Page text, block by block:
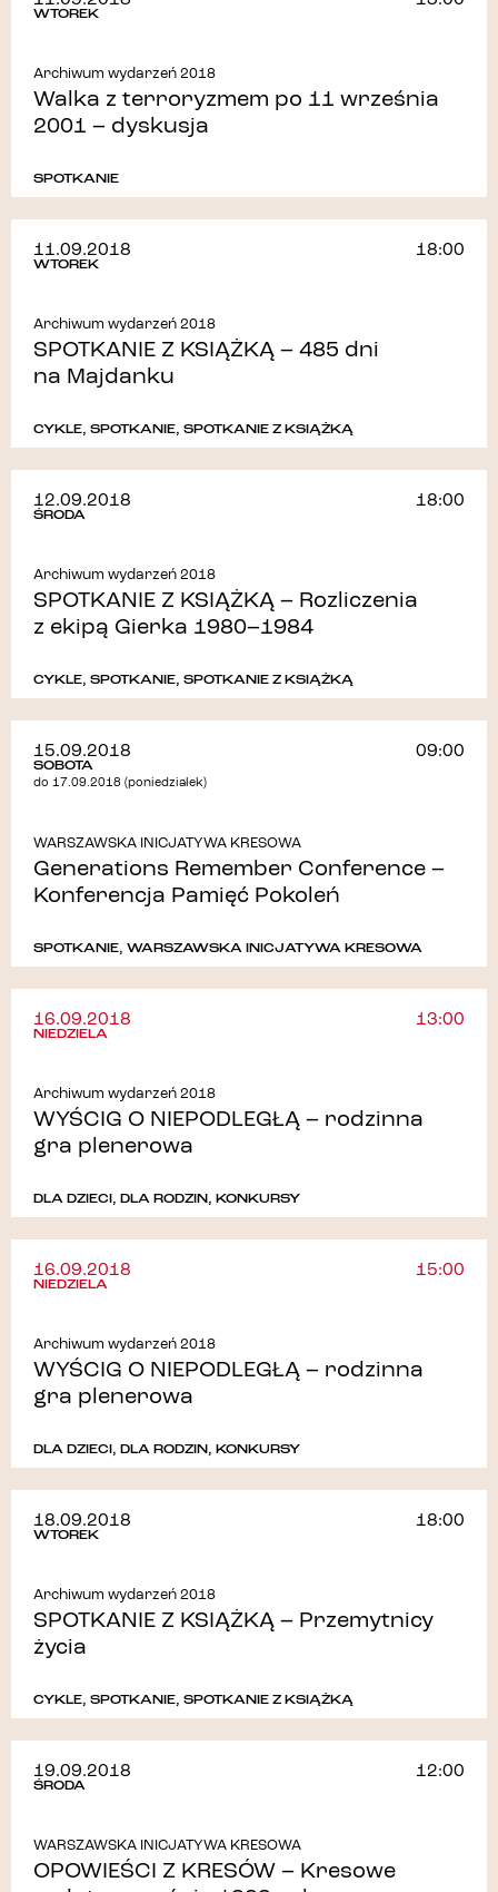
WTOREK
Archiwum wydarzeń 2018
Walka z terroryzmem po 11 września
2001 – dyskusja
SPOTKANIE
11.09.2018
WTOREK
18:00
Archiwum wydarzeń 2018
SPOTKANIE Z KSIĄŻKĄ – 485 dni
na Majdanku
CYKLE, SPOTKANIE, SPOTKANIE Z KSIĄŻKĄ
12.09.2018
ŚRODA
18:00
Archiwum wydarzeń 2018
SPOTKANIE Z KSIĄŻKĄ – Rozliczenia
z ekipą Gierka 1980–1984
CYKLE, SPOTKANIE, SPOTKANIE Z KSIĄŻKĄ
15.09.2018
SOBOTA
do 17.09.2018 (poniedziałek)
09:00
WARSZAWSKA INICJATYWA KRESOWA
Generations Remember Conference –
Konferencja Pamięć Pokoleń
SPOTKANIE, WARSZAWSKA INICJATYWA KRESOWA
16.09.2018
NIEDZIELA
13:00
Archiwum wydarzeń 2018
WYŚCIG O NIEPODLEGŁĄ – rodzinna
gra plenerowa
DLA DZIECI, DLA RODZIN, KONKURSY
16.09.2018
NIEDZIELA
15:00
Archiwum wydarzeń 2018
WYŚCIG O NIEPODLEGŁĄ – rodzinna
gra plenerowa
DLA DZIECI, DLA RODZIN, KONKURSY
18.09.2018
WTOREK
18:00
Archiwum wydarzeń 2018
SPOTKANIE Z KSIĄŻKĄ – Przemytnicy
życia
CYKLE, SPOTKANIE, SPOTKANIE Z KSIĄŻKĄ
19.09.2018
ŚRODA
12:00
WARSZAWSKA INICJATYWA KRESOWA
OPOWIEŚCI Z KRESÓW – Kresowe